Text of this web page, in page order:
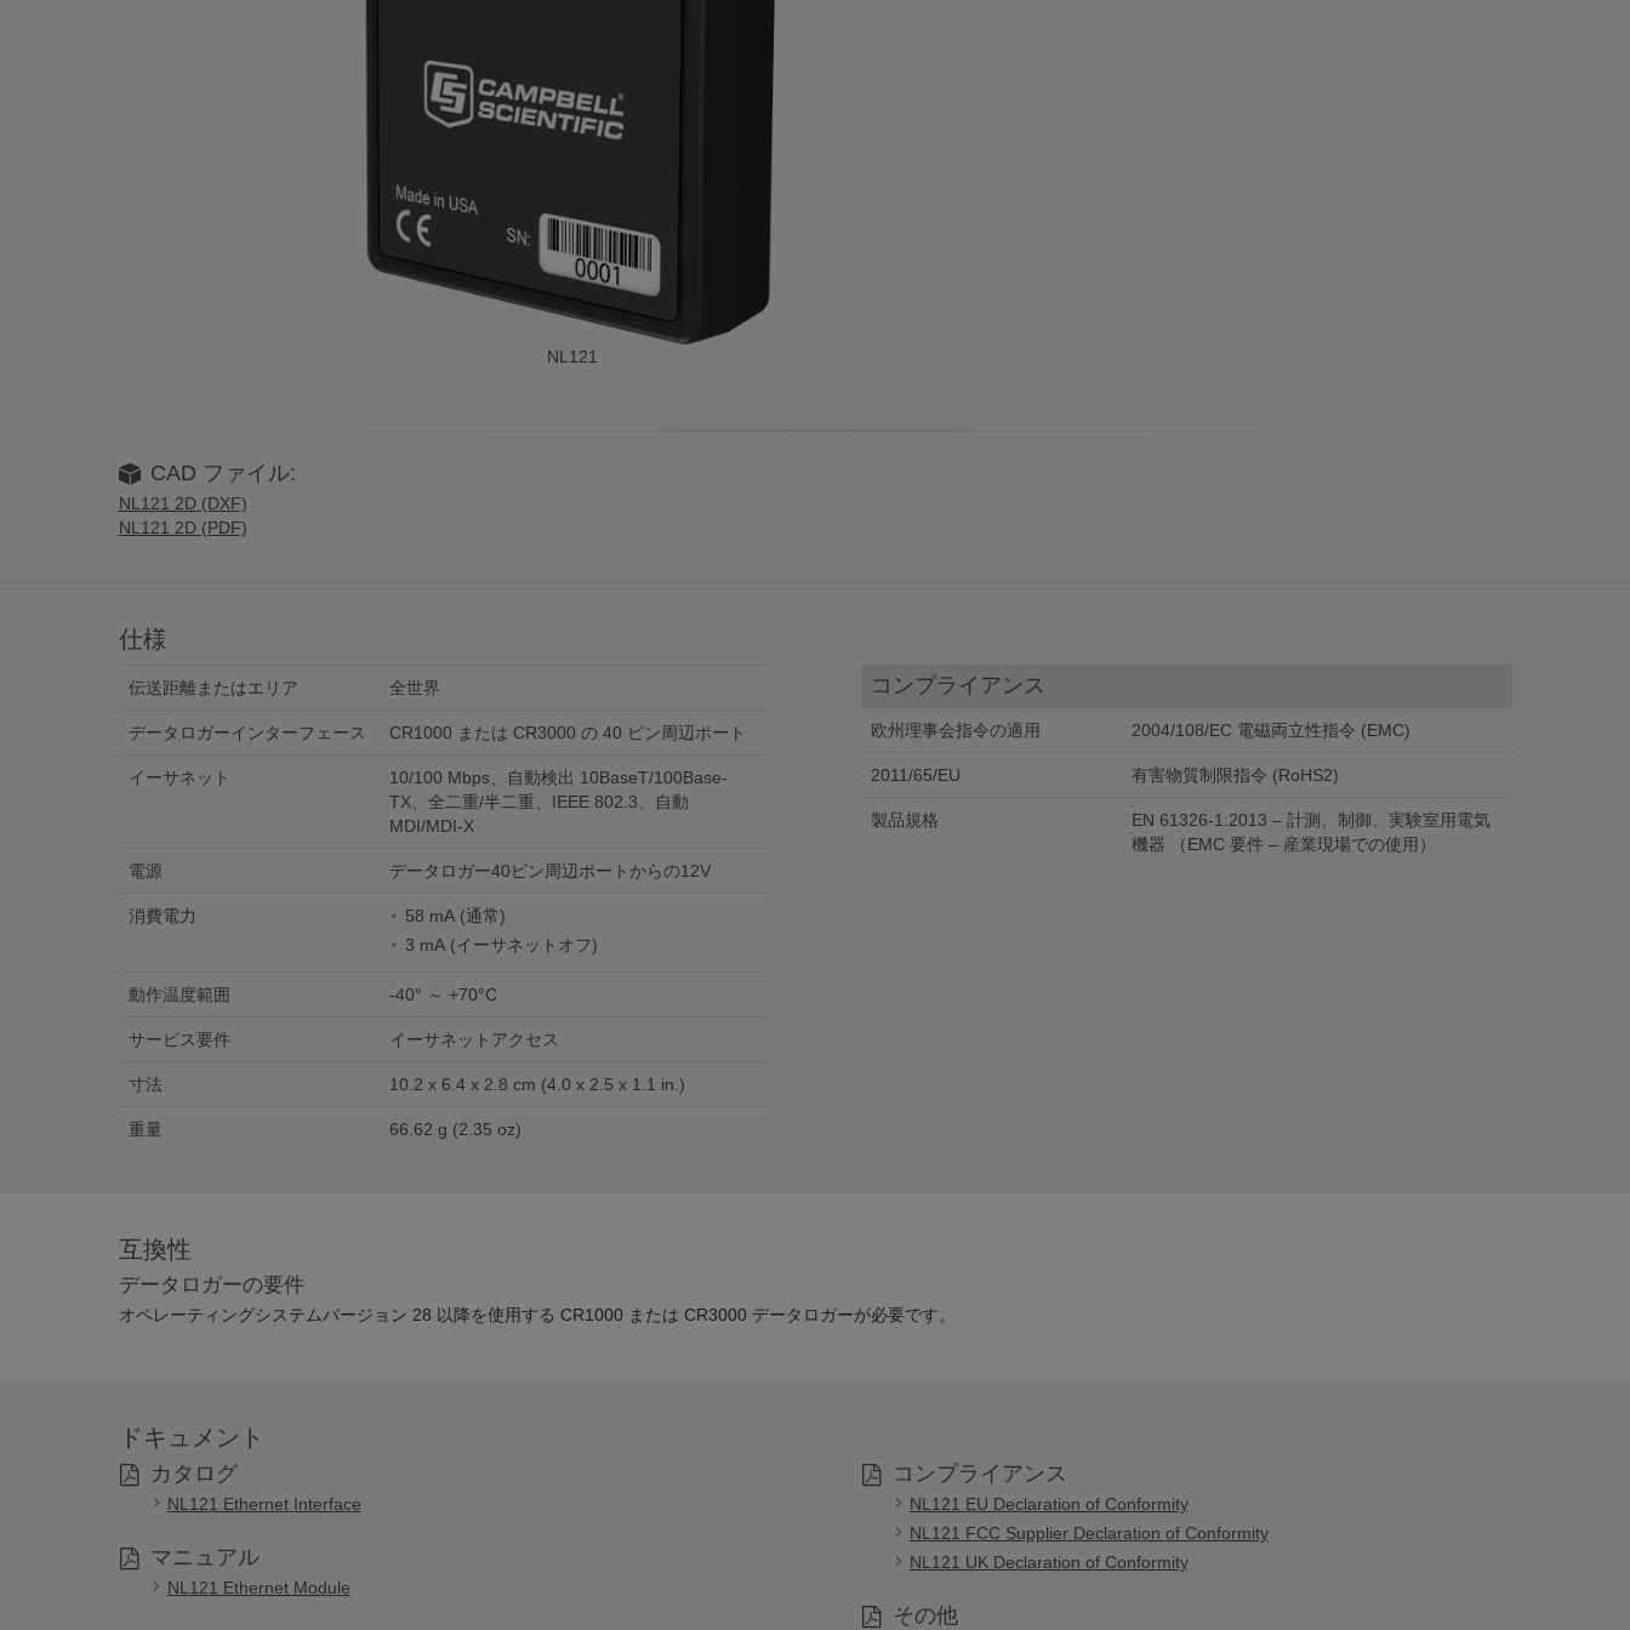
NL121
CAD ファイル:
NL121 2D (DXF)
NL121 2D (PDF)
仕様
伝送距離またはエリア 全世界
データロガーインターフェース CR1000 または CR3000 の 40 ピン周辺ポート
イーサネット
10/100 Mbps、自動検出 10BaseT/100Base-
TX、全二重/半二重、IEEE 802.3、自動
MDI/MDI-X
電源 データロガー40ピン周辺ポートからの12V
消費電力
58 mA (通常)
3 mA (イーサネットオフ)
動作温度範囲 -40° ～ +70°C
サービス要件 イーサネットアクセス
寸法 10.2 x 6.4 x 2.8 cm (4.0 x 2.5 x 1.1 in.)
重量 66.62 g (2.35 oz)
コンプライアンス
欧州理事会指令の適用 2004/108/EC 電磁両立性指令 (EMC)
2011/65/EU 有害物質制限指令 (RoHS2)
製品規格
EN 61326-1:2013 – 計測、制御、実験室用電気
機器 （EMC 要件 – 産業現場での使用）
互換性
データロガーの要件
オペレーティングシステムバージョン 28 以降を使用する CR1000 または CR3000 データロガーが必要です。
ドキュメント
カタログ
NL121 Ethernet Interface
マニュアル
NL121 Ethernet Module
コンプライアンス
NL121 EU Declaration of Conformity
NL121 FCC Supplier Declaration of Conformity
NL121 UK Declaration of Conformity
その他